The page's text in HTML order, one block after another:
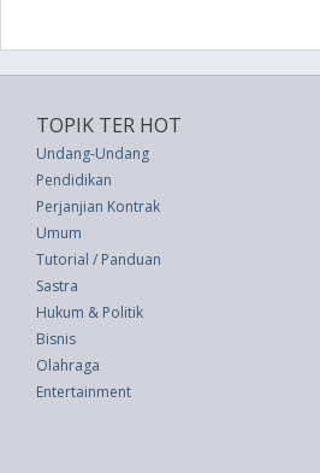
TOPIK TER HOT
Undang-Undang
Pendidikan
Perjanjian Kontrak
Umum
Tutorial / Panduan
Sastra
Hukum & Politik
Bisnis
Olahraga
Entertainment